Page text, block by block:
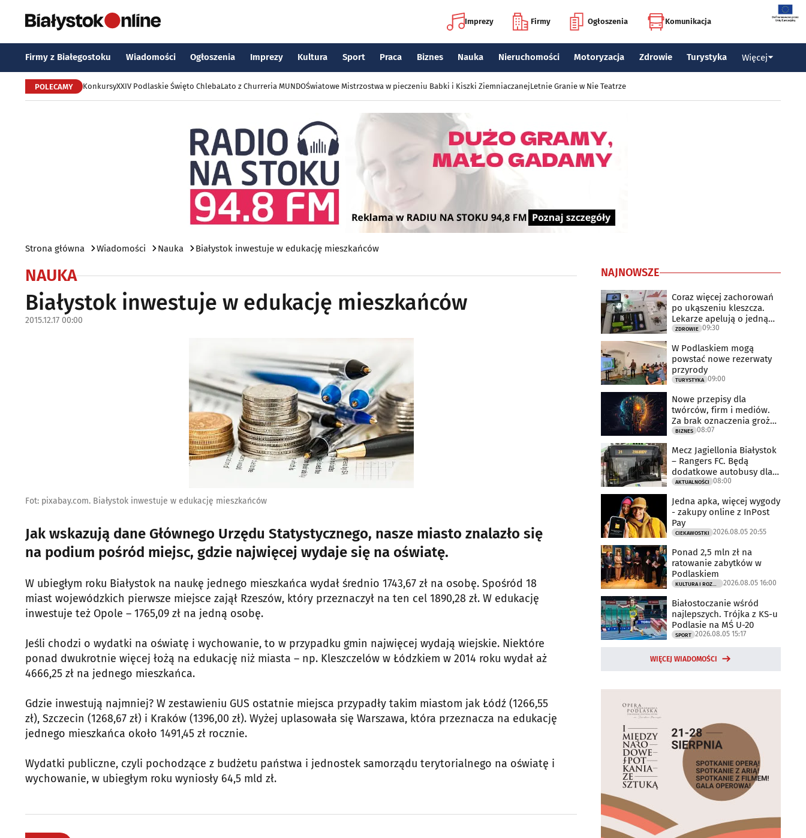
Imprezy Firmy Ogłoszenia Komunikacja
Firmy z Białegostoku Wiadomości Ogłoszenia Imprezy Kultura Sport Praca Biznes Nauka Nieruchomości Motoryzacja Zdrowie Turystyka Więcej
POLECAMY KonkursyXXIV Podlaskie Święto ChlebaLato z Churreria MUNDOŚwiatowe Mistrzostwa w pieczeniu Babki i Kiszki ZiemniaczanejLetnie Granie w Nie Teatrze
Strona główna Wiadomości Nauka Białystok inwestuje w edukację mieszkańców
NAUKA
Białystok inwestuje w edukację mieszkańców
2015.12.17 00:00
Fot: pixabay.com. Białystok inwestuje w edukację mieszkańców
Jak wskazują dane Głównego Urzędu Statystycznego, nasze miasto znalazło się
na podium pośród miejsc, gdzie najwięcej wydaje się na oświatę.
W ubiegłym roku Białystok na naukę jednego mieszkańca wydał średnio 1743,67 zł na osobę. Spośród 18
miast wojewódzkich pierwsze miejsce zajął Rzeszów, który przeznaczył na ten cel 1890,28 zł. W edukację
inwestuje też Opole – 1765,09 zł na jedną osobę.
Jeśli chodzi o wydatki na oświatę i wychowanie, to w przypadku gmin najwięcej wydają wiejskie. Niektóre
ponad dwukrotnie więcej łożą na edukację niż miasta – np. Kleszczelów w Łódzkiem w 2014 roku wydał aż
4666,25 zł na jednego mieszkańca.
Gdzie inwestują najmniej? W zestawieniu GUS ostatnie miejsca przypadły takim miastom jak Łódź (1266,55
zł), Szczecin (1268,67 zł) i Kraków (1396,00 zł). Wyżej uplasowała się Warszawa, która przeznacza na edukację
jednego mieszkańca około 1491,45 zł rocznie.
Wydatki publiczne, czyli pochodzące z budżetu państwa i jednostek samorządu terytorialnego na oświatę i
wychowanie, w ubiegłym roku wyniosły 64,5 mld zł.
NAJNOWSZE
Coraz więcej zachorowań
po ukąszeniu kleszcza.
Lekarze apelują o jedną
rzecz
ZDROWIE 09:30
W Podlaskiem mogą
powstać nowe rezerwaty
przyrody
TURYSTYKA 09:00
Nowe przepisy dla
twórców, firm i mediów.
Za brak oznaczenia grożą
milionowe
BIZNES 08:07
Mecz Jagiellonia Białystok
– Rangers FC. Będą
dodatkowe autobusy dla
kibiców
AKTUALNOŚCI 08:00
Jedna apka, więcej wygody
- zakupy online z InPost
Pay
CIEKAWOSTKI 2026.08.05 20:55
Ponad 2,5 mln zł na
ratowanie zabytków w
Podlaskiem
2026.08.05 16:00
Białostoczanie wśród
najlepszych. Trójka z KS-u
Podlasie na MŚ U-20
SPORT 2026.08.05 15:17
WIĘCEJ WIADOMOŚCI